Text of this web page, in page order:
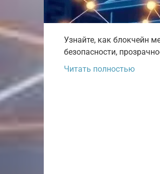
Узнайте, как блокчейн
безопасности,
Читать полностью